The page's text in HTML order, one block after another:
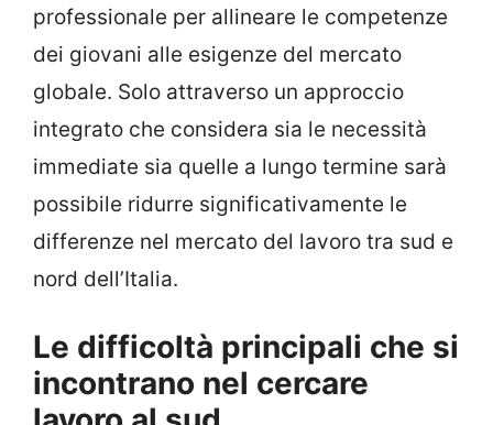
professionale per allineare le competenze
dei giovani alle esigenze del mercato
globale. Solo attraverso un approccio
integrato che considera sia le necessità
immediate sia quelle a lungo termine sarà
possibile ridurre significativamente le
differenze nel mercato del lavoro tra sud e
nord dell’Italia.
Le difficoltà principali che si
incontrano nel cercare